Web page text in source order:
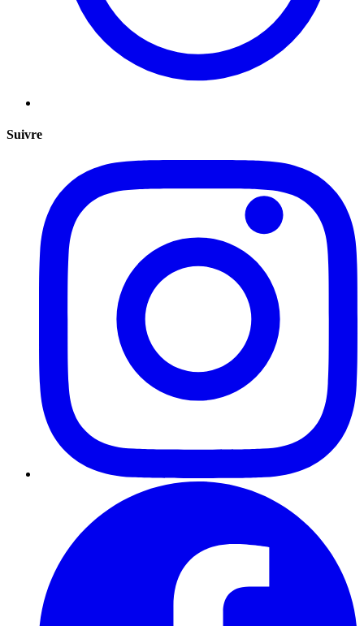
Suivre